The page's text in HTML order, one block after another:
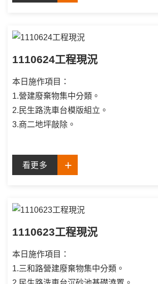
1110624工程現況
本日施作項目：
1.營建廢棄物集中分類。
2.民生路洗車台模版組立。
3.商二地坪敲除。
看更多
1110623工程現況
本日施作項目：
1.三和路營建廢棄物集中分類。